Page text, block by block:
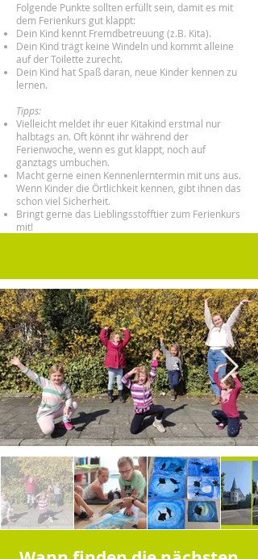
Folgende Punkte sollten erfüllt sein, damit es mit
dem Ferienkurs gut klappt:
Dein Kind kennt Fremdbetreuung (z.B. Kita).
Dein Kind trägt keine Windeln und kommt alleine
auf der Toilette zurecht.
Dein Kind hat Spaß daran, neue Kinder kennen zu
lernen.
Tipps:
Vielleicht meldet ihr euer Kitakind erstmal nur
halbtags an. Oft könnt ihr während der
Ferienwoche, wenn es gut klappt, noch auf
ganztags umbuchen.
Macht gerne einen Kennenlerntermin mit uns aus.
Wenn Kinder die Örtlichkeit kennen, gibt ihnen das
schon viel Sicherheit.
Bringt gerne das Lieblingsstofftier zum Ferienkurs
mit!